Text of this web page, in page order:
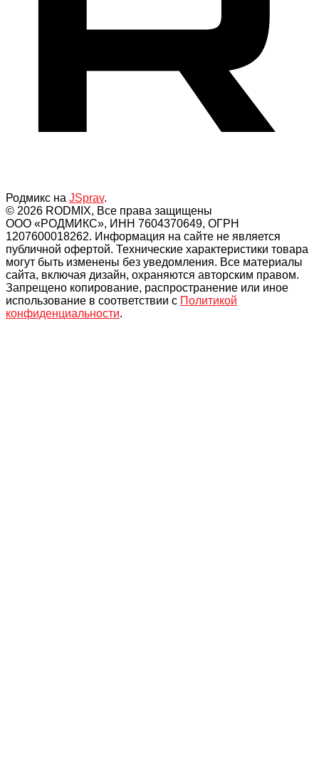
Родмикс на JSprav.
© 2026 RODMIX, Все права защищены
ООО «РОДМИКС», ИНН 7604370649, ОГРН
1207600018262. Информация на сайте не является
публичной офертой. Технические характеристики товара
могут быть изменены без уведомления. Все материалы
сайта, включая дизайн, охраняются авторским правом.
Запрещено копирование, распространение или иное
использование в соответствии с Политикой
конфиденциальности.